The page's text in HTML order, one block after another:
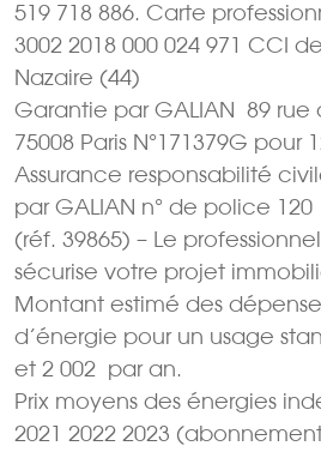
519 718 886. Carte
3002 2018 000 024 971 CCI
Nazaire (44)
Garantie par GALIAN  89
75008 Paris N°171379G pour
Assurance responsabilité
par GALIAN n° de police 120
(réf. 39865) – Le
sécurise votre projet
Montant estimé des
d’énergie pour un usage
et 2 002  par an.
Prix moyens des énergies
2021 2022 2023